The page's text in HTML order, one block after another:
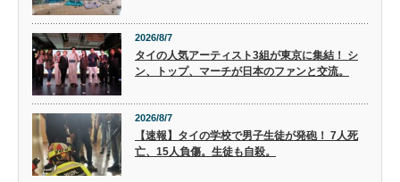
2026/8/7
タイの人気アーティスト3組が東京に集結！ シ
ン、トップ、マーチが日本のファンと交流。
2026/8/7
【速報】タイの学校で男子生徒が発砲！ 7人死
亡、15人負傷。生徒も自殺。